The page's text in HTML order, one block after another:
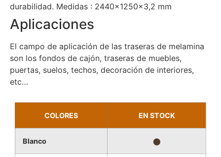
durabilidad. Medidas : 2440x1250x3,2 mm
Aplicaciones
El campo de aplicación de las traseras de melamina
son los fondos de cajón, traseras de muebles,
puertas, suelos, techos, decoración de interiores,
etc…
COLORES EN STOCK
Blanco ⬤